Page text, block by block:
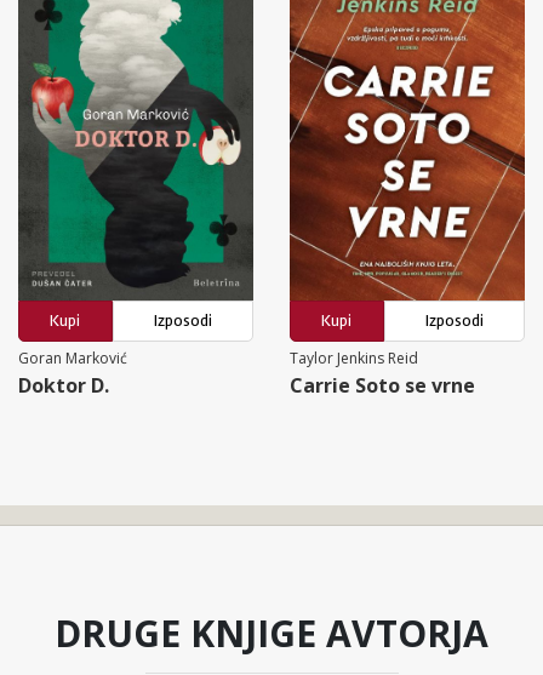
Kupi
Izposodi
Goran Marković
Doktor D.
Kupi
Izposodi
Taylor Jenkins Reid
Carrie Soto se vrne
DRUGE KNJIGE AVTORJA